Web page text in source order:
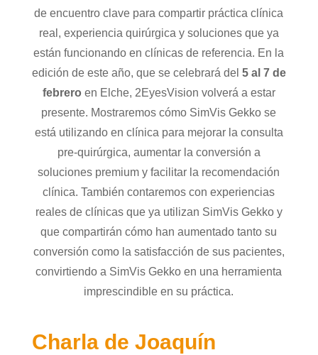
de encuentro clave para compartir práctica clínica
real, experiencia quirúrgica y soluciones que ya
están funcionando en clínicas de referencia. En la
edición de este año, que se celebrará del 5 al 7 de
febrero en Elche, 2EyesVision volverá a estar
presente. Mostraremos cómo SimVis Gekko se
está utilizando en clínica para mejorar la consulta
pre-quirúrgica, aumentar la conversión a
soluciones premium y facilitar la recomendación
clínica. También contaremos con experiencias
reales de clínicas que ya utilizan SimVis Gekko y
que compartirán cómo han aumentado tanto su
conversión como la satisfacción de sus pacientes,
convirtiendo a SimVis Gekko en una herramienta
imprescindible en su práctica.
Charla de Joaquín